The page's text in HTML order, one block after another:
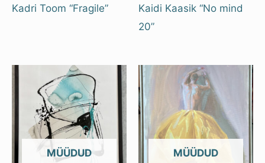
Kadri Toom “Fragile”
Kaidi Kaasik “No mind
20”
OUT OF STOCK OUT OF STOCK